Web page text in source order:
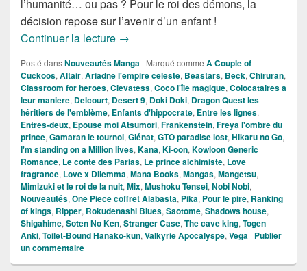
l’humanité… ou pas ? Pour le roi des démons, la
décision repose sur l’avenir d’un enfant !
Continuer la lecture Nouveautés Mangas de la Semaine
→
Posté dansNouveautés Manga | Marqué comme A Couple of
Cuckoos, Altair, Ariadne l'empire celeste, Beastars, Beck, Chiruran,
Classroom for heroes, Clevatess, Coco l'île magique, Colocataires a
leur maniere, Delcourt, Desert 9, Doki Doki, Dragon Quest les
héritiers de l'emblème, Enfants d'hippocrate, Entre les lignes,
Entres-deux, Epouse moi Atsumori, Frankenstein, Freya l'ombre du
prince, Gamaran le tournoi, Glénat, GTO paradise lost, Hikaru no Go,
I'm standing on a Million lives, Kana, Ki-oon, Kowloon Generic
Romance, Le conte des Parias, Le prince alchimiste, Love
fragrance, Love x Dilemma, Mana Books, Mangas, Mangetsu,
Mimizuki et le roi de la nuit, Mix, Mushoku Tensei, Nobi Nobi,
Nouveautés, One Piece coffret Alabasta, Pika, Pour le pire, Ranking
of kings, Ripper, Rokudenashi Blues, Saotome, Shadows house,
Shigahime, Soten No Ken, Stranger Case, The cave king, Togen
Anki, Toilet-Bound Hanako-kun, Valkyrie Apocalyspe, Vega | Publier
un commentaire